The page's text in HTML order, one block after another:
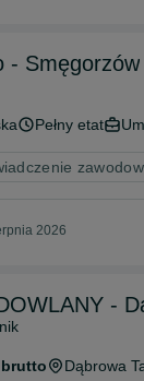
- Smęgorzów
Pełny etat
2026
-
brutto Dąbrowa